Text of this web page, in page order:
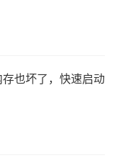
也坏了，快速启动